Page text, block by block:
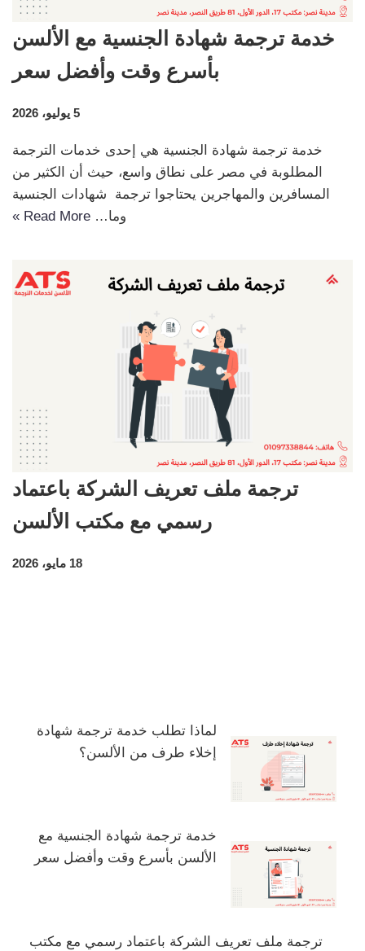
خدمة ترجمة شهادة الجنسية مع الألسن
بأسرع وقت وأفضل سعر
5 يوليو، 2026
خدمة ترجمة شهادة الجنسية هي إحدى خدمات الترجمة
المطلوبة في مصر على نطاق واسع، حيث أن الكثير من
المسافرين والمهاجرين يحتاجوا ترجمة شهادات الجنسية
وما… Read More »
ترجمة ملف تعريف الشركة باعتماد
رسمي مع مكتب الألسن
18 مايو، 2026
لماذا تطلب خدمة ترجمة شهادة
إخلاء طرف من الألسن؟
خدمة ترجمة شهادة الجنسية مع
الألسن بأسرع وقت وأفضل سعر
ترجمة ملف تعريف الشركة باعتماد رسمي مع مكتب